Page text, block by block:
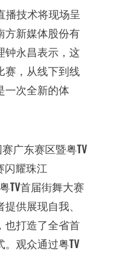
播技术将现场呈
方新媒体股份有
钟永昌表示，这
赛，从线下到线
一次全新的体
TV首届街舞大赛
供展现自我、
也打造了全省首
观众通过粤TV